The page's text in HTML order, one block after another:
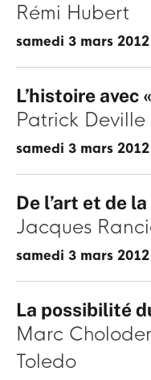
Rémi Hubert
samedi 3 mars 2012
L’histoire avec
Patrick Deville
samedi 3 mars 2012
De l’art et de
Jacques
samedi 3 mars 2012
La possibilité
Marc
Toledo